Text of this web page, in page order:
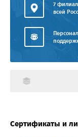
7
всей
Сертификаты и